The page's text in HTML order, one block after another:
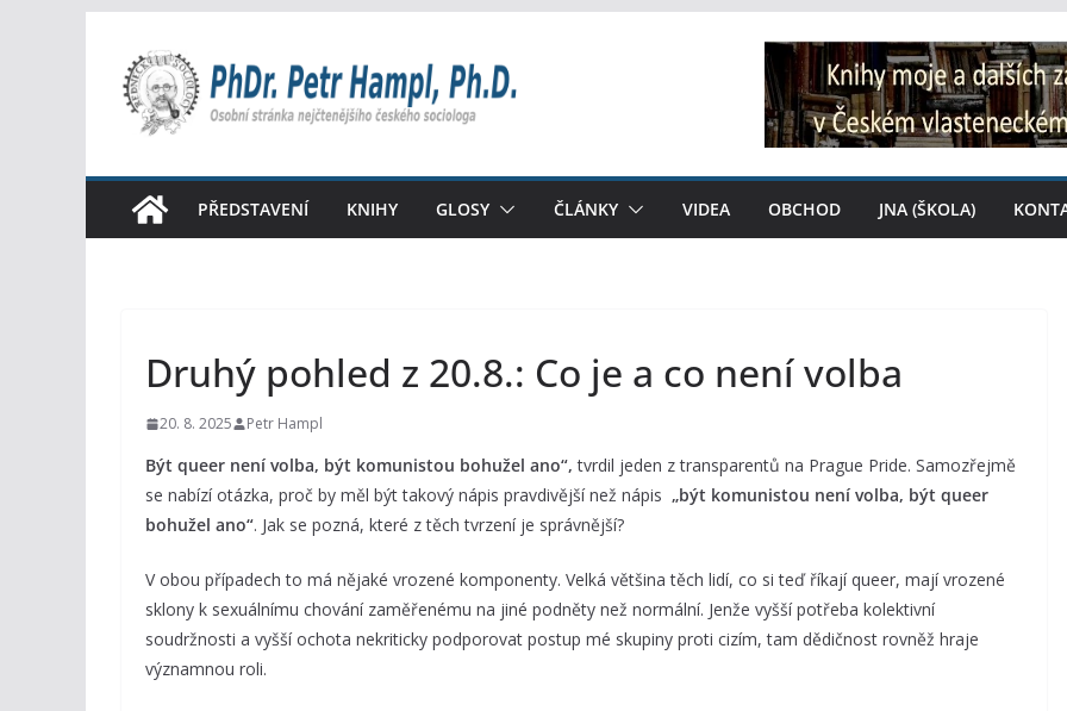
obsah
PŘEDSTAVENÍ KNIHY GLOSY ČLÁNKY VIDEA OBCHOD JNA (ŠKOLA)
Druhý pohled z 20.8.: Co je a co není volba
20. 8. 2025 Petr Hampl
Být queer není volba, být komunistou bohužel ano“, tvrdil jeden z transparentů na Prague Pride. Samozřejmě
se nabízí otázka, proč by měl být takový nápis pravdivější než nápis „být komunistou není volba, být queer
bohužel ano“. Jak se pozná, které z těch tvrzení je správnější?
V obou případech to má nějaké vrozené komponenty. Velká většina těch lidí, co si teď říkají queer, mají vrozené
sklony k sexuálnímu chování zaměřenému na jiné podněty než normální. Jenže vyšší potřeba kolektivní
soudržnosti a vyšší ochota nekriticky podporovat postup mé skupiny proti cizím, tam dědičnost rovněž hraje
významnou roli.